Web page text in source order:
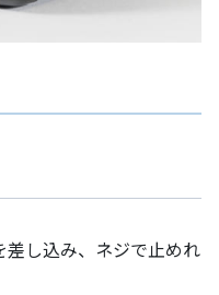
し込み、ネジで止めれ